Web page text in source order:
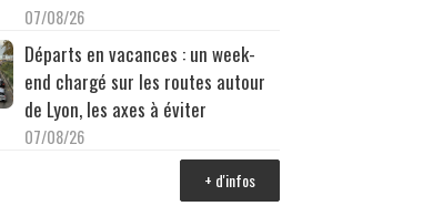
07/08/26
Départs en vacances : un week-
end chargé sur les routes autour
de Lyon, les axes à éviter
07/08/26
+ d'infos